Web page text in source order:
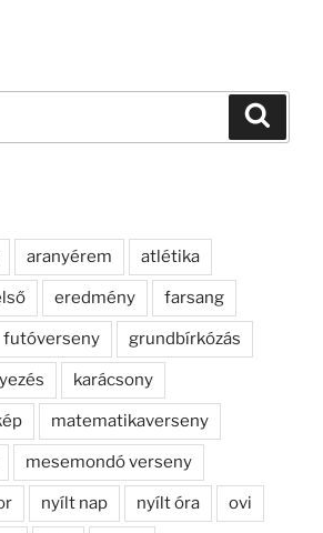
aranyérem atlétika
eredmény farsang
futóverseny grundbírkózás
karácsony
matematikaverseny
mesemondó verseny
nyílt nap nyílt óra ovi